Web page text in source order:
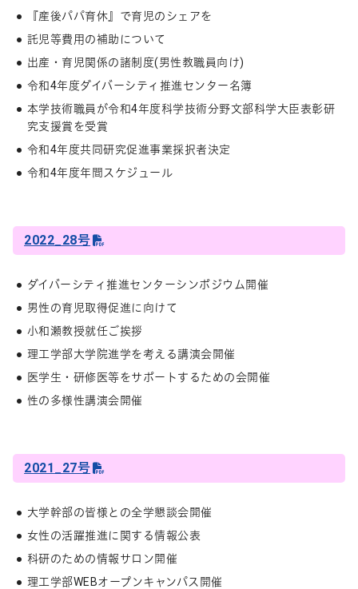
『産後パパ育休』で育児のシェアを
託児等費用の補助について
出産・育児関係の諸制度(男性教職員向け)
令和4年度ダイバーシティ推進センター名簿
本学技術職員が令和4年度科学技術分野文部科学大臣表彰研
究支援賞を受賞
令和4年度共同研究促進事業採択者決定
令和4年度年間スケジュール
2022_28号
ダイバーシティ推進センターシンポジウム開催
男性の育児取得促進に向けて
小和瀬教授就任ご挨拶
理工学部大学院進学を考える講演会開催
医学生・研修医等をサポートするための会開催
性の多様性講演会開催
2021_27号
大学幹部の皆様との全学懇談会開催
女性の活躍推進に関する情報公表
科研のための情報サロン開催
理工学部WEBオープンキャンパス開催